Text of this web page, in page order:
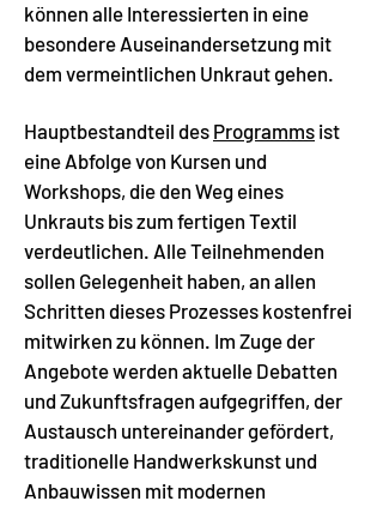
können alle Interessierten in eine
besondere Auseinandersetzung mit
dem vermeintlichen Unkraut gehen.
Hauptbestandteil des Programms ist
eine Abfolge von Kursen und
Workshops, die den Weg eines
Unkrauts bis zum fertigen Textil
verdeutlichen. Alle Teilnehmenden
sollen Gelegenheit haben, an allen
Schritten dieses Prozesses kostenfrei
mitwirken zu können. Im Zuge der
Angebote werden aktuelle Debatten
und Zukunftsfragen aufgegriffen, der
Austausch untereinander gefördert,
traditionelle Handwerkskunst und
Anbauwissen mit modernen